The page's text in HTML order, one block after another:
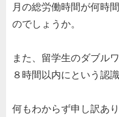
月の総労働時間が何時
のでしょうか。
また、留学生のダブル
８時間以内にという認
何もわからず申し訳あ